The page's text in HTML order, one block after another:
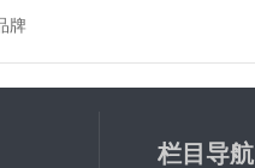
牌
栏目导航